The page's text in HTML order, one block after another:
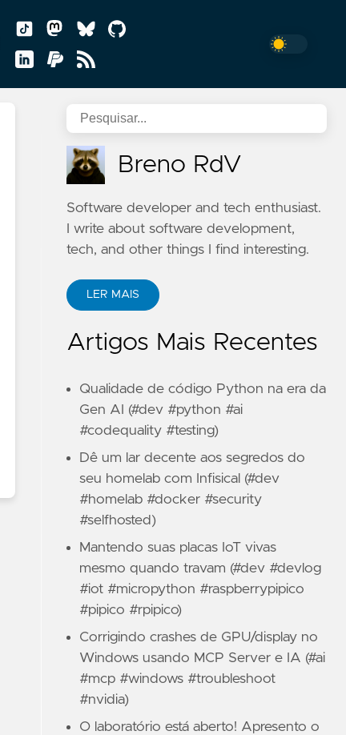
Breno RdV
Software developer and tech enthusiast.
I write about software development,
tech, and other things I find interesting.
LER MAIS
Artigos Mais Recentes
Qualidade de código Python na era da
Gen AI (#dev #python #ai
#codequality #testing)
Dê um lar decente aos segredos do
seu homelab com Infisical (#dev
#homelab #docker #security
#selfhosted)
Mantendo suas placas IoT vivas
mesmo quando travam (#dev #devlog
#iot #micropython #raspberrypipico
#pipico #rpipico)
Corrigindo crashes de GPU/display no
Windows usando MCP Server e IA (#ai
#mcp #windows #troubleshoot
#nvidia)
O laboratório está aberto! Apresento o